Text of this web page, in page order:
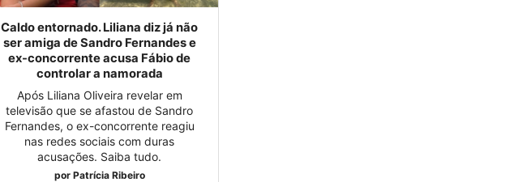
Caldo entornado. Liliana diz já não
ser amiga de Sandro Fernandes e
ex-concorrente acusa Fábio de
controlar a namorada
Após Liliana Oliveira revelar em
televisão que se afastou de Sandro
Fernandes, o ex-concorrente reagiu
nas redes sociais com duras
acusações. Saiba tudo.
por Patrícia Ribeiro